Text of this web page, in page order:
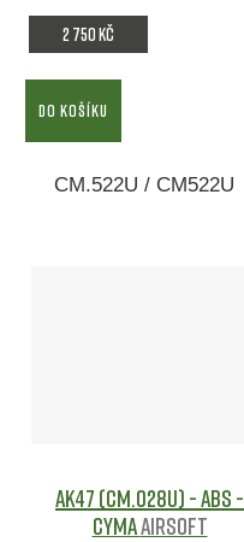
2 750 Kč
DO KOŠÍKU
CM.522U / CM522U
AK47 (CM.028U) - ABS -
CYMAAirsoft